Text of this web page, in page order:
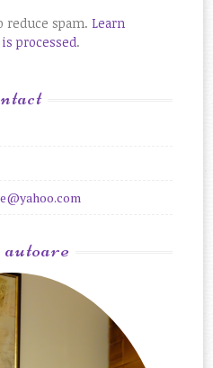
reduce spam.Learn
processed.
autoare